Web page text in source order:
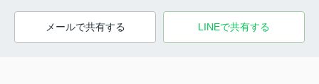
メールで共有する LINEで共有する